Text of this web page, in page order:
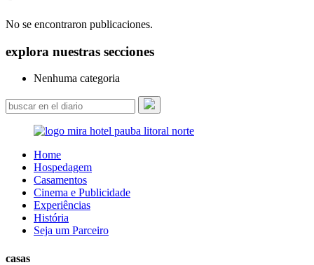
No se encontraron publicaciones.
explora nuestras secciones
Nenhuma categoria
Home
Hospedagem
Casamentos
Cinema e Publicidade
Experiências
História
Seja um Parceiro
casas